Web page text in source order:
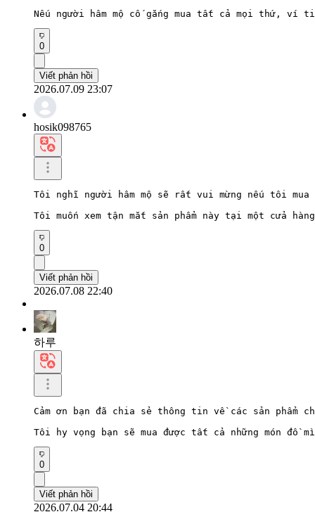
Nếu người hâm mộ cố gắng mua tất cả mọi thứ, ví
0
Viết phản hồi
2026.07.09 23:07
hosik098765
Tôi nghĩ người hâm mộ sẽ rất vui mừng nếu tôi mua
Tôi muốn xem tận mắt sản phẩm này tại một cửa
0
Viết phản hồi
2026.07.08 22:40
하루
Cảm ơn bạn đã chia sẻ thông tin về các sản phẩm
Tôi hy vọng bạn sẽ mua được tất cả những món đồ
0
Viết phản hồi
2026.07.04 20:44